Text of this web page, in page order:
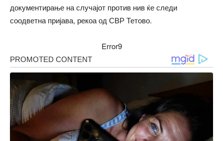
документирање на случајот против нив ќе следи
соодветна пријава, рекоа од СВР Тетово.
Error9